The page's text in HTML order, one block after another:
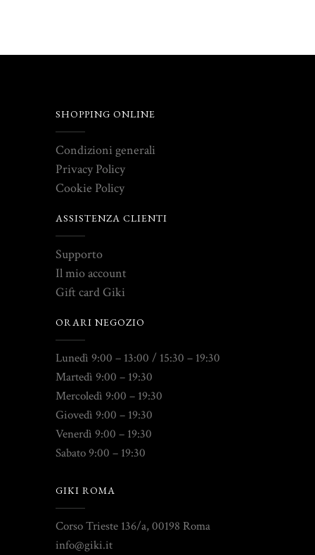
SHOPPING ONLINE
Condizioni generali
Privacy Policy
Cookie Policy
ASSISTENZA CLIENTI
Supporto
Il mio account
Gift card Giki
ORARI NEGOZIO
Lunedì 9:00 – 13:00 / 15:30 – 19:30
Martedì 9:00 – 19:30
Mercoledì 9:00 – 19:30
Giovedì 9:00 – 19:30
Venerdì 9:00 – 19:30
Sabato 9:00 – 19:30
GIKI ROMA
Corso Trieste 136/a, 00198 Roma
info@giki.it